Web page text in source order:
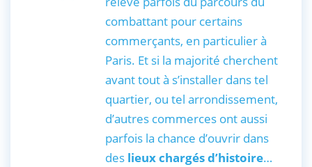
combattant pour certains
commerçants, en particulier à
Paris. Et si la majorité cherchent
avant tout à s’installer dans tel
quartier, ou tel arrondissement,
d’autres commerces ont aussi
parfois la chance d’ouvrir dans
des lieux chargés d’histoire…